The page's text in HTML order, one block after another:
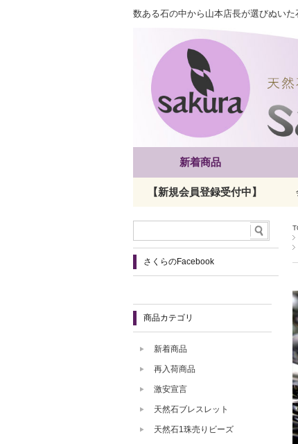
数ある石の中から山本店長が選びぬいた
新着商品
【新規会員登録受付中】
さくらのFacebook
商品カテゴリ
新着商品
再入荷商品
激安宣言
天然石ブレスレット
天然石1珠売りビーズ